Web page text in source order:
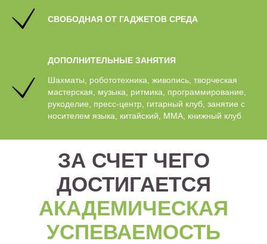
СВОБОДНАЯ ОТ ГАДЖЕТОВ СРЕДА
ДОПОЛНИТЕЛЬНЫЕ ЗАНЯТИЯ
Шахматы, робототехника, живопись, творческая
мастерская, музыка, ритмика, программирование,
рукоделие, пресс-центр, гитарный клуб, занятие с
носителем языка, китайский, ММА, книжный клуб
ЗА СЧЕТ ЧЕГО
ДОСТИГАЕТСЯ
АКАДЕМИЧЕСКАЯ
УСПЕВАЕМОСТЬ